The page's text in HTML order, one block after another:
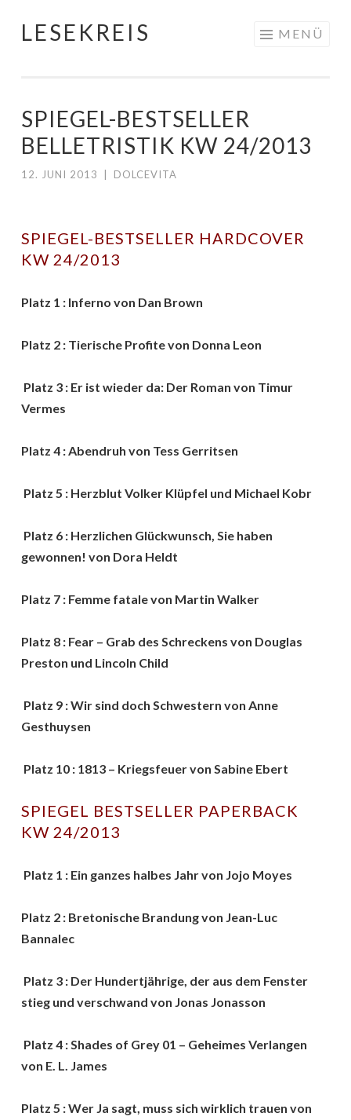
Springe
LESEKREIS MENÜ
SPIEGEL-BESTSELLER
BELLETRISTIK KW 24/2013
12. JUNI 2013 DOLCEVITA
SPIEGEL-BESTSELLER HARDCOVER
KW 24/2013
Platz 1 : Inferno von Dan Brown
Platz 2 : Tierische Profite von Donna Leon
Platz 3 : Er ist wieder da: Der Roman von Timur
Vermes
Platz 4 : Abendruh von Tess Gerritsen
Platz 5 : Herzblut Volker Klüpfel und Michael Kobr
Platz 6 : Herzlichen Glückwunsch, Sie haben
gewonnen! von Dora Heldt
Platz 7 : Femme fatale von Martin Walker
Platz 8 : Fear – Grab des Schreckens von Douglas
Preston und Lincoln Child
Platz 9 : Wir sind doch Schwestern von Anne
Gesthuysen
Platz 10 : 1813 – Kriegsfeuer von Sabine Ebert
SPIEGEL BESTSELLER PAPERBACK
KW 24/2013
Platz 1 : Ein ganzes halbes Jahr von Jojo Moyes
Platz 2 : Bretonische Brandung von Jean-Luc
Bannalec
Platz 3 : Der Hundertjährige, der aus dem Fenster
stieg und verschwand von Jonas Jonasson
Platz 4 : Shades of Grey 01 – Geheimes Verlangen
von E. L. James
Platz 5 : Wer Ja sagt, muss sich wirklich trauen von